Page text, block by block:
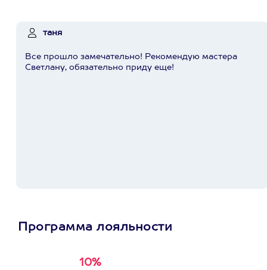
таня
Все прошло замечательно! Рекомендую мастера
Светлану, обязательно приду еще!
Программа лояльности
10%